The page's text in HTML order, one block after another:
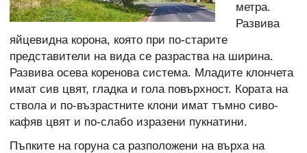
метра.
Развива
яйцевидна корона, която при по-старите
представители на вида се разраства на ширина.
Развива осева коренова система. Младите клончета
имат сив цвят, гладка и гола повърхност. Кората на
ствола и по-възрастните клони имат тъмно сивo-
кафяв цвят и по-слабо изразени пукнатини.
Пъпките на горуна са разположени на върха на